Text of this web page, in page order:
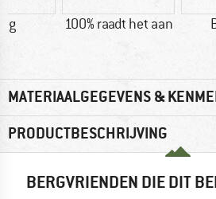
g 100% raadt het aan
MATERIAALGEGEVENS &
PRODUCTBESCHRIJVING
BERGVRIENDEN DIE DIT